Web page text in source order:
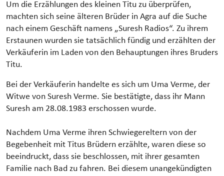
Um die Erzählungen des kleinen Titu zu überprüfen,
machten sich seine älteren Brüder in Agra auf die Suche
nach einem Geschäft namens „Suresh Radios“. Zu ihrem
Erstaunen wurden sie tatsächlich fündig und erzählten der
Verkäuferin im Laden von den Behauptungen ihres Bruders
Titu.
Bei der Verkäuferin handelte es sich um Uma Verme, der
Witwe von Suresh Verme. Sie bestätigte, dass ihr Mann
Suresh am 28.08.1983 erschossen wurde.
Nachdem Uma Verme ihren Schwiegereltern von der
Begebenheit mit Titus Brüdern erzählte, waren diese so
beeindruckt, dass sie beschlossen, mit ihrer gesamten
Familie nach Bad zu fahren. Bei diesem unangekündigten